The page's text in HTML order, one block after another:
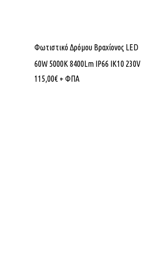
Φωτιστικό Δρόμου Βραχίονος LED
60W 5000K 8400Lm IP66 ΙΚ10 230V
115,00€ + ΦΠΑ